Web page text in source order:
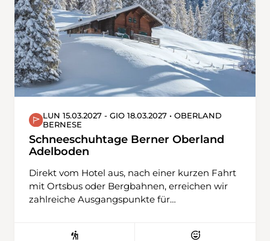
Aussicht übers Tal. Auf Feldwegen und
entlang von Rebbergen wandern wir hinunter
nach Hüntwangen ans Ziel der Wanderung.
LUN 15.03.2027 - GIO 18.03.2027 • OBERLAND
BERNESE
Schneeschuhtage Berner Oberland
Adelboden
Direkt vom Hotel aus, nach einer kurzen Fahrt
mit Ortsbus oder Bergbahnen, erreichen wir
zahlreiche Ausgangspunkte für